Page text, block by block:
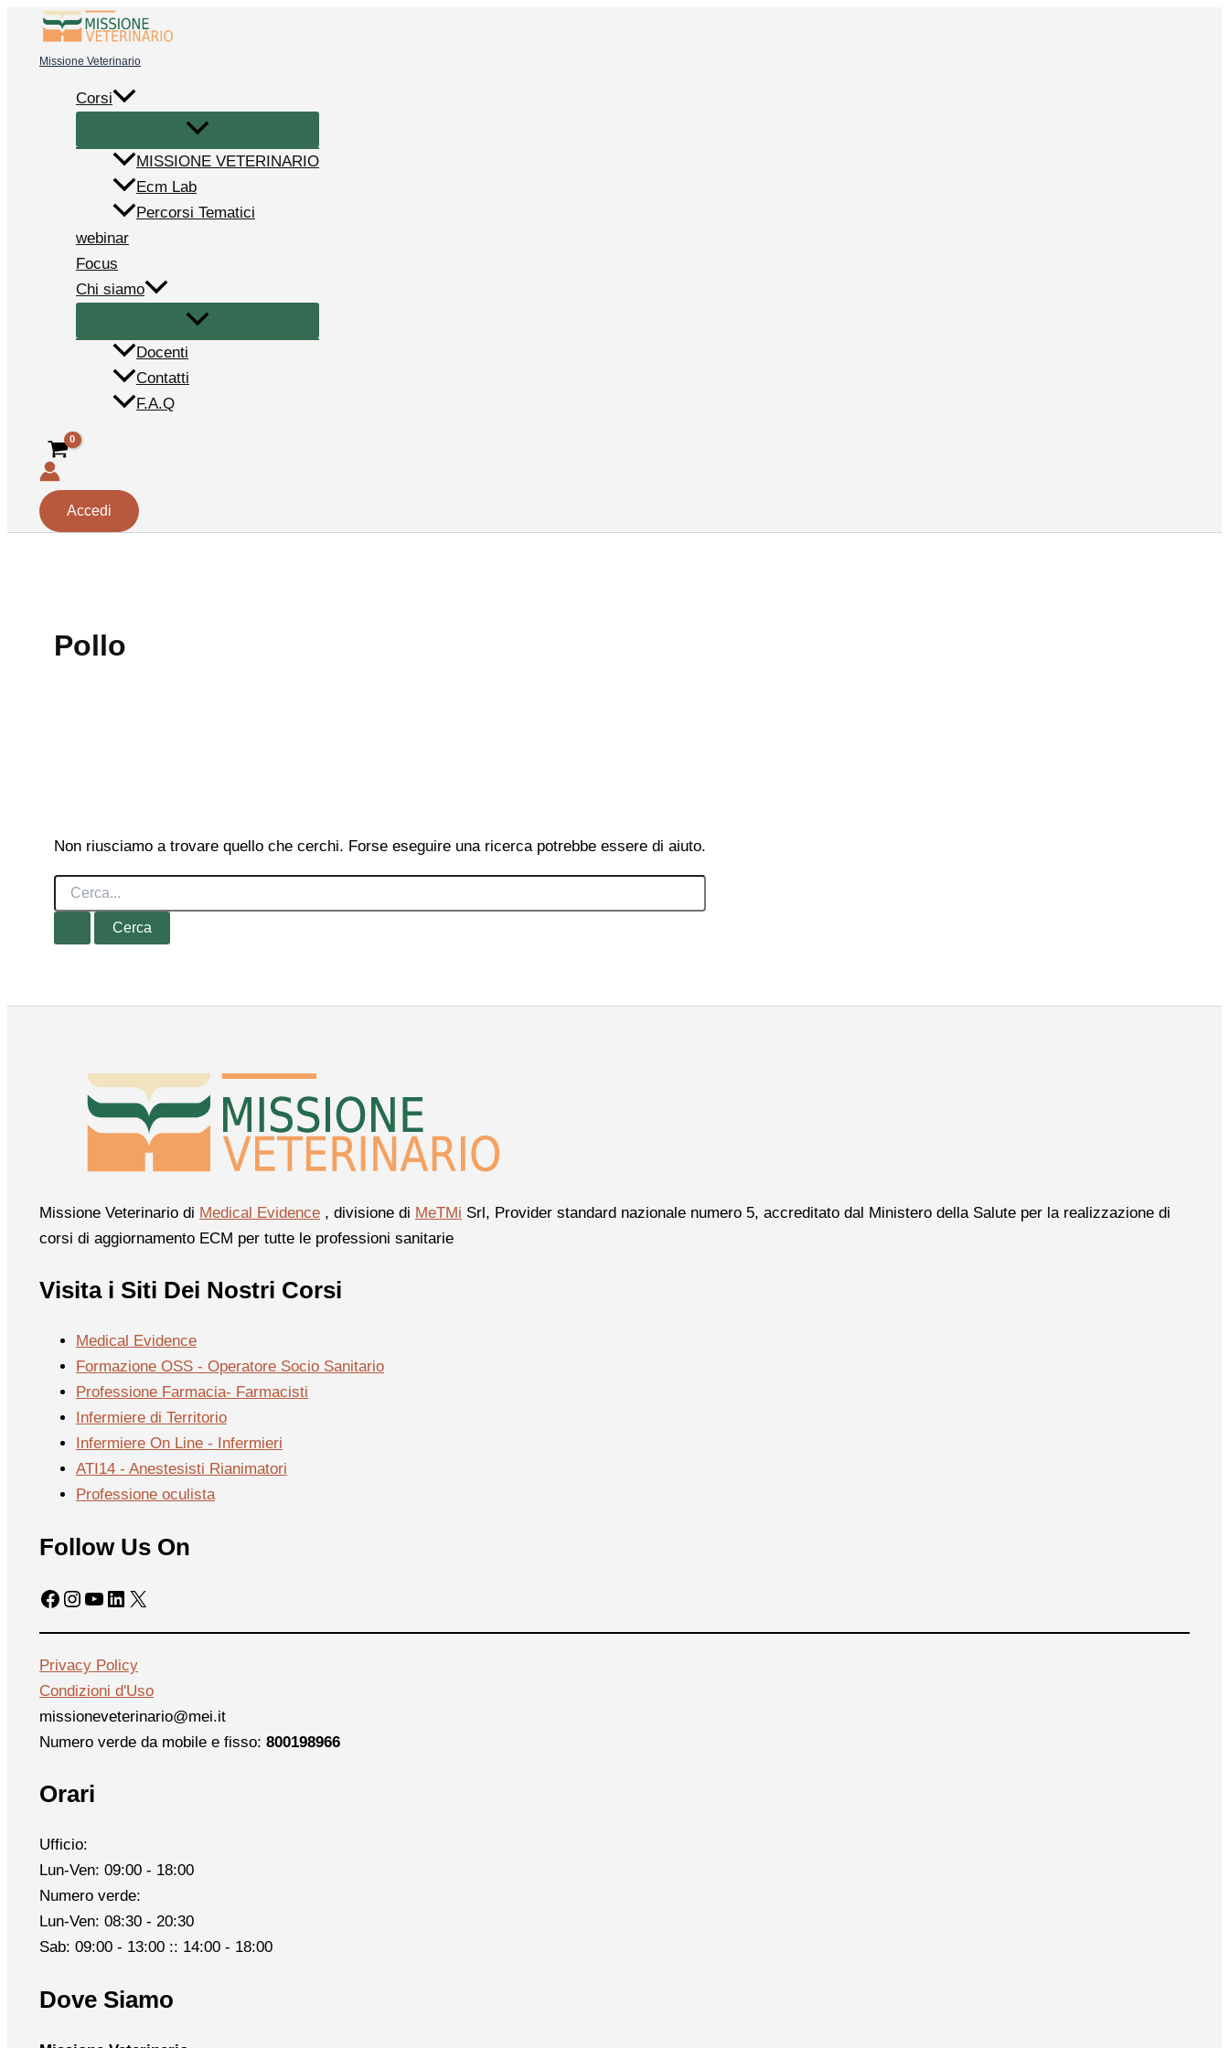
contenuto
Missione Veterinario
Corsi
MISSIONE VETERINARIO
Ecm Lab
Percorsi Tematici
webinar
Focus
Chi siamo
Docenti
Contatti
F.A.Q
Accedi
Pollo
Non riusciamo a trovare quello che cerchi. Forse eseguire una ricerca potrebbe essere di aiuto.
Cerca:
Missione Veterinario di Medical Evidence , divisione di MeTMi Srl, Provider standard nazionale numero 5, accreditato dal Ministero della Salute per la realizzazione di
corsi di aggiornamento ECM per tutte le professioni sanitarie
Visita i Siti Dei Nostri Corsi
Medical Evidence
Formazione OSS - Operatore Socio Sanitario
Professione Farmacia- Farmacisti
Infermiere di Territorio
Infermiere On Line - Infermieri
ATI14 - Anestesisti Rianimatori
Professione oculista
Follow Us On
Facebook
Instagram
YouTube
LinkedIn
X
Privacy Policy
Condizioni d'Uso
missioneveterinario@mei.it
Numero verde da mobile e fisso: 800198966
Orari
Ufficio:
Lun-Ven: 09:00 - 18:00
Numero verde:
Lun-Ven: 08:30 - 20:30
Sab: 09:00 - 13:00 :: 14:00 - 18:00
Dove Siamo